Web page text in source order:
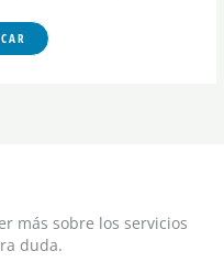
más sobre los servicios
duda.